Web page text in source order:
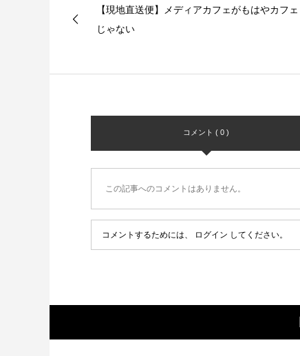
【現地直送便】メディアカフェがもはやカフェ
じゃない
コメント ( 0 )
この記事へのコメントはありません。
コメントするためには、 ログイン してください。